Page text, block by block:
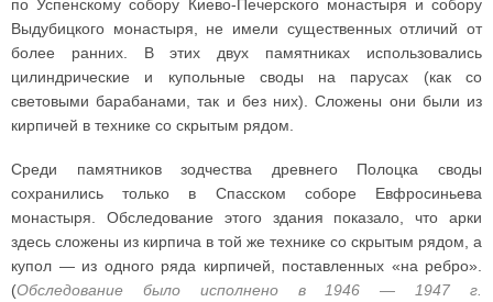
по Успенскому собору Киево-Печерского монастыря и собору
Выдубицкого монастыря, не имели существенных отличий от
более ранних. В этих двух памятниках использовались
цилиндрические и купольные своды на парусах (как со
световыми барабанами, так и без них). Сложены они были из
кирпичей в технике со скрытым рядом.
Среди памятников зодчества древнего Полоцка своды
сохранились только в Спасском соборе Евфросиньева
монастыря. Обследование этого здания показало, что арки
здесь сложены из кирпича в той же технике со скрытым рядом, а
купол — из одного ряда кирпичей, поставленных «на ребро».
(Обследование было исполнено в 1946 — 1947 г.